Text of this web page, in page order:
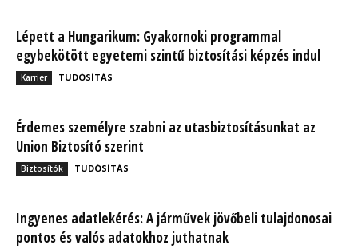
Lépett a Hungarikum: Gyakornoki programmal
egybekötött egyetemi szintű biztosítási képzés indul
Karrier TUDÓSÍTÁS
Érdemes személyre szabni az utasbiztosításunkat az
Union Biztosító szerint
Biztosítók TUDÓSÍTÁS
Ingyenes adatlekérés: A járművek jövőbeli tulajdonosai
pontos és valós adatokhoz juthatnak